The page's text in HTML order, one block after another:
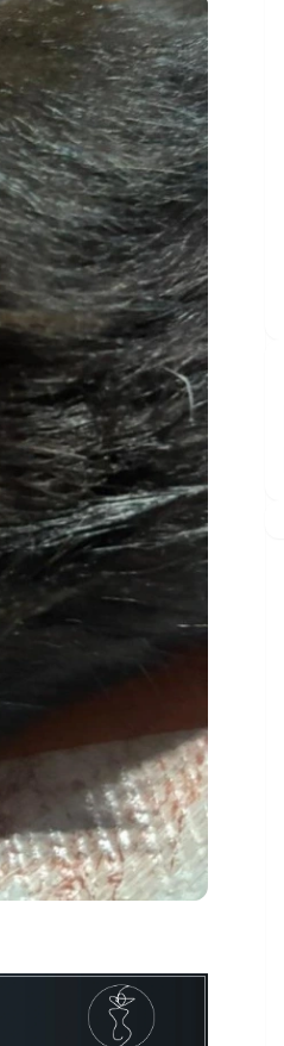
Civil (PC) em
La Salle, e o